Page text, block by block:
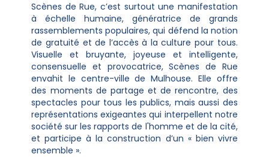
Scènes de Rue, c’est surtout une manifestation
à échelle humaine, génératrice de grands
rassemblements populaires, qui défend la notion
de gratuité et de l’accès à la culture pour tous.
Visuelle et bruyante, joyeuse et intelligente,
consensuelle et provocatrice, Scènes de Rue
envahit le centre-ville de Mulhouse. Elle offre
des moments de partage et de rencontre, des
spectacles pour tous les publics, mais aussi des
représentations exigeantes qui interpellent notre
société sur les rapports de l'homme et de la cité,
et participe à la construction d’un « bien vivre
ensemble ».